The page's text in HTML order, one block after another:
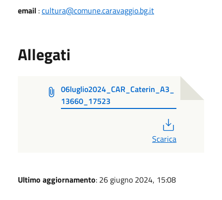
email :cultura@comune.caravaggio.bg.it
Allegati
06luglio2024_CAR_Caterin_A3_
13660_17523
Scarica
Ultimo aggiornamento: 26 giugno 2024, 15:08